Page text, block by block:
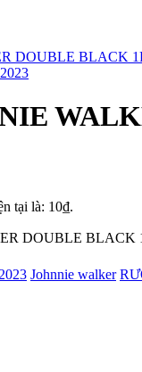
tại là: 10₫.
DOUBLE BLACK
Johnnie walker